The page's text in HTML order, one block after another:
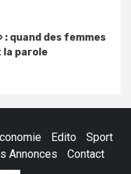
: quand des femmes
la parole
Edito
Sport
Annonces Contact